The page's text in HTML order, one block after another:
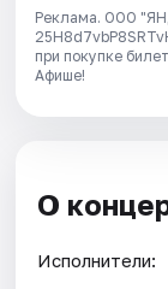
Реклама. ООО
при покупке
Афише!
О
Исполнители: